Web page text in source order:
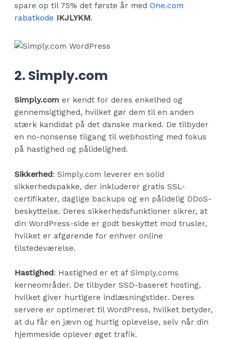
spare op til 75% det første år medOne.com
rabatkode IKJLYKM.
2. Simply.com
Simply.com er kendt for deres enkelhed og
gennemsigtighed, hvilket gør dem til en anden
stærk kandidat på det danske marked. De tilbyder
en no-nonsense tilgang til webhosting med fokus
på hastighed og pålidelighed.
Sikkerhed: Simply.com leverer en solid
sikkerhedspakke, der inkluderer gratis SSL-
certifikater, daglige backups og en pålidelig DDoS-
beskyttelse. Deres sikkerhedsfunktioner sikrer, at
din WordPress-side er godt beskyttet mod trusler,
hvilket er afgørende for enhver online
tilstedeværelse.
Hastighed : Hastighed er et af Simply.coms
kerneområder. De tilbyder SSD-baseret hosting,
hvilket giver hurtigere indlæsningstider. Deres
servere er optimeret til WordPress, hvilket betyder,
at du får en jævn og hurtig oplevelse, selv når din
hjemmeside oplever øget trafik.